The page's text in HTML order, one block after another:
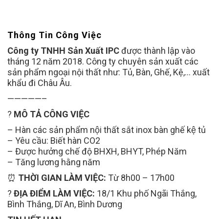
Thông Tin Công Việc
Công ty TNHH Sản Xuất IPCđược thành lập vào
tháng 12 năm 2018. Công ty chuyên sản xuất các
sản phẩm ngoại nội thất như: Tủ, Bàn, Ghế, Kệ,… xuất
khẩu đi Châu Âu.
—————–
? MÔ TẢ CÔNG VIỆC
– Hàn các sản phẩm nội thất sắt inox bàn ghế kệ tủ
– Yêu cầu: Biết hàn CO2
– Được hưởng chế độ BHXH, BHYT, Phép Năm
– Tăng lương hằng năm
⏰ THỜI GIAN LÀM VIỆC: Từ 8h00 – 17h00
? ĐỊA ĐIỂM LÀM VIỆC: 18/1 Khu phố Ngãi Thắng,
Bình Thắng, Dĩ An, Bình Dương